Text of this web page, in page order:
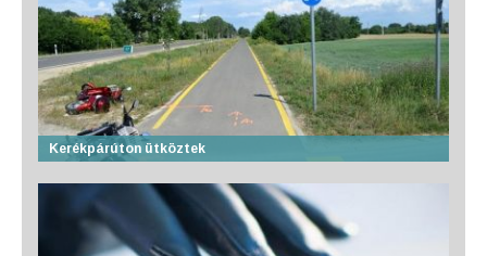
Kerékpárúton ütköztek